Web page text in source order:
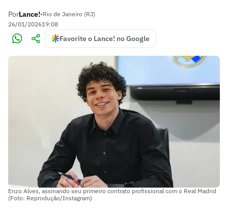
PorLance!•Rio de Janeiro (RJ)
26/01/202619:08
Favorite o Lance! no Google
Enzo Alves, assinando seu primeiro contrato profissional com o Real Madrid
(Foto: Reprodução/Instagram)